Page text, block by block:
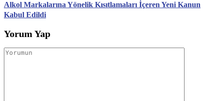
Alkol Markalarına Yönelik Kısıtlamaları İçeren Yeni Kanun
Kabul Edildi
Yorum Yap